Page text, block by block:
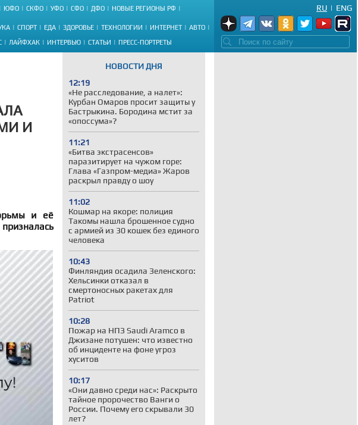
ЮФО СКФО УФО СФО ДФО НОВЫЕ РЕГИОНЫ РФ
СПОРТ ЕДА ЗДОРОВЬЕ ТЕХНОЛОГИИ ИНТЕРНЕТ АВТО
ЛАЙФХАК ИНТЕРВЬЮ СТАТЬИ ПРЕСС-ПОРТРЕТЫ
ENG
|
RU
НОВОСТИ ДНЯ
12:19
«Не расследование, а налет»:
Курбан Омаров просит защиты у
Бастрыкина. Бородина мстит за
«опоссума»?
11:21
«Битва экстрасенсов»
паразитирует на чужом горе:
Глава «Газпром-медиа» Жаров
раскрыл правду о шоу
11:02
Кошмар на якоре: полиция
Такомы нашла брошенное судно
с армией из 30 кошек без единого
человека
10:43
Финляндия осадила Зеленского:
Хельсинки отказал в
смертоносных ракетах для
Patriot
10:28
Пожар на НПЗ Saudi Aramco в
Джизане потушен: что известно
об инциденте на фоне угроз
хуситов
10:17
«Они давно среди нас»: Раскрыто
тайное пророчество Ванги о
России. Почему его скрывали 30
лет?
И
и её